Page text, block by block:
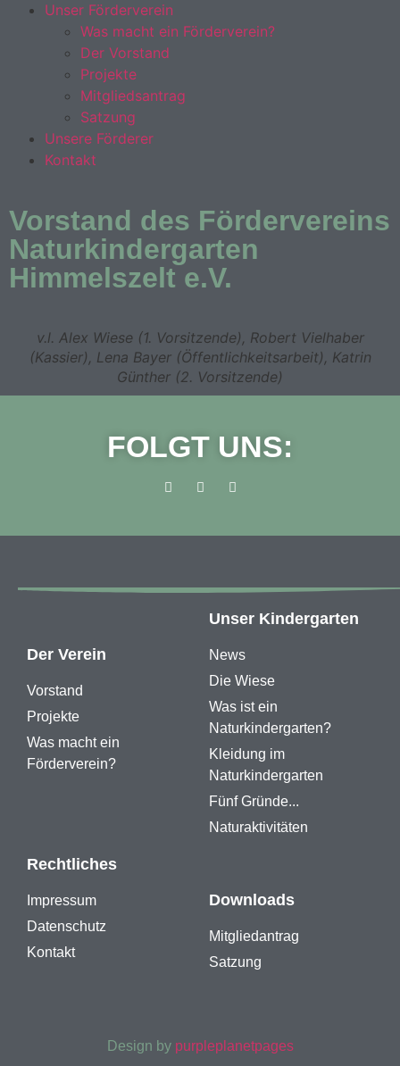
Unser Förderverein
Was macht ein Förderverein?
Der Vorstand
Projekte
Mitgliedsantrag
Satzung
Unsere Förderer
Kontakt
Vorstand des Fördervereins
Naturkindergarten
Himmelszelt e.V.
v.l. Alex Wiese (1. Vorsitzende), Robert Vielhaber
(Kassier), Lena Bayer (Öffentlichkeitsarbeit), Katrin
Günther (2. Vorsitzende)
FOLGT UNS:
Der Verein
Vorstand
Projekte
Was macht ein
Förderverein?
Unser Kindergarten
News
Die Wiese
Was ist ein
Naturkindergarten?
Kleidung im
Naturkindergarten
Fünf Gründe...
Naturaktivitäten
Rechtliches
Impressum
Datenschutz
Kontakt
Downloads
Mitgliedantrag
Satzung
Design by purpleplanetpages